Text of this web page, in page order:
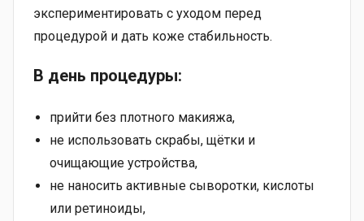
экспериментировать с уходом перед
процедурой и дать коже стабильность.
В день процедуры:
прийти без плотного макияжа,
не использовать скрабы, щётки и
очищающие устройства,
не наносить активные сыворотки, кислоты
или ретиноиды,